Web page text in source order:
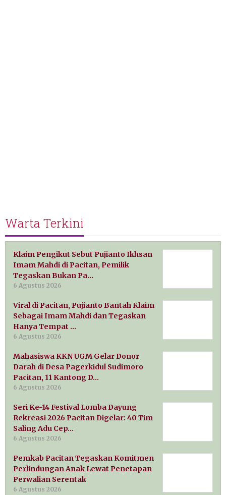
Warta Terkini
Klaim Pengikut Sebut Pujianto Ikhsan
Imam Mahdi di Pacitan, Pemilik
Tegaskan Bukan Pa…
6 Agustus 2026
Viral di Pacitan, Pujianto Bantah Klaim
Sebagai Imam Mahdi dan Tegaskan
Hanya Tempat …
6 Agustus 2026
Mahasiswa KKN UGM Gelar Donor
Darah di Desa Pagerkidul Sudimoro
Pacitan, 11 Kantong D…
6 Agustus 2026
Seri Ke-14 Festival Lomba Dayung
Rekreasi 2026 Pacitan Digelar: 40 Tim
Saling Adu Cep…
6 Agustus 2026
Pemkab Pacitan Tegaskan Komitmen
Perlindungan Anak Lewat Penetapan
Perwalian Serentak
6 Agustus 2026